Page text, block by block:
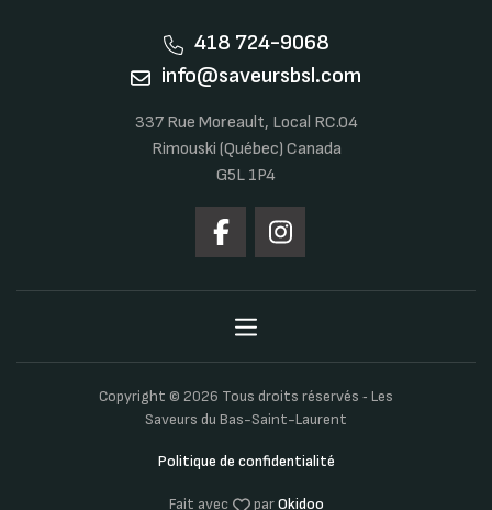
418 724-9068
info@saveursbsl.com
337 Rue Moreault, Local RC.04
Rimouski (Québec) Canada
G5L 1P4
Copyright © 2026 Tous droits réservés ‐ Les
Saveurs du Bas-Saint-Laurent
Politique de confidentialité
Fait avec parOkidoo